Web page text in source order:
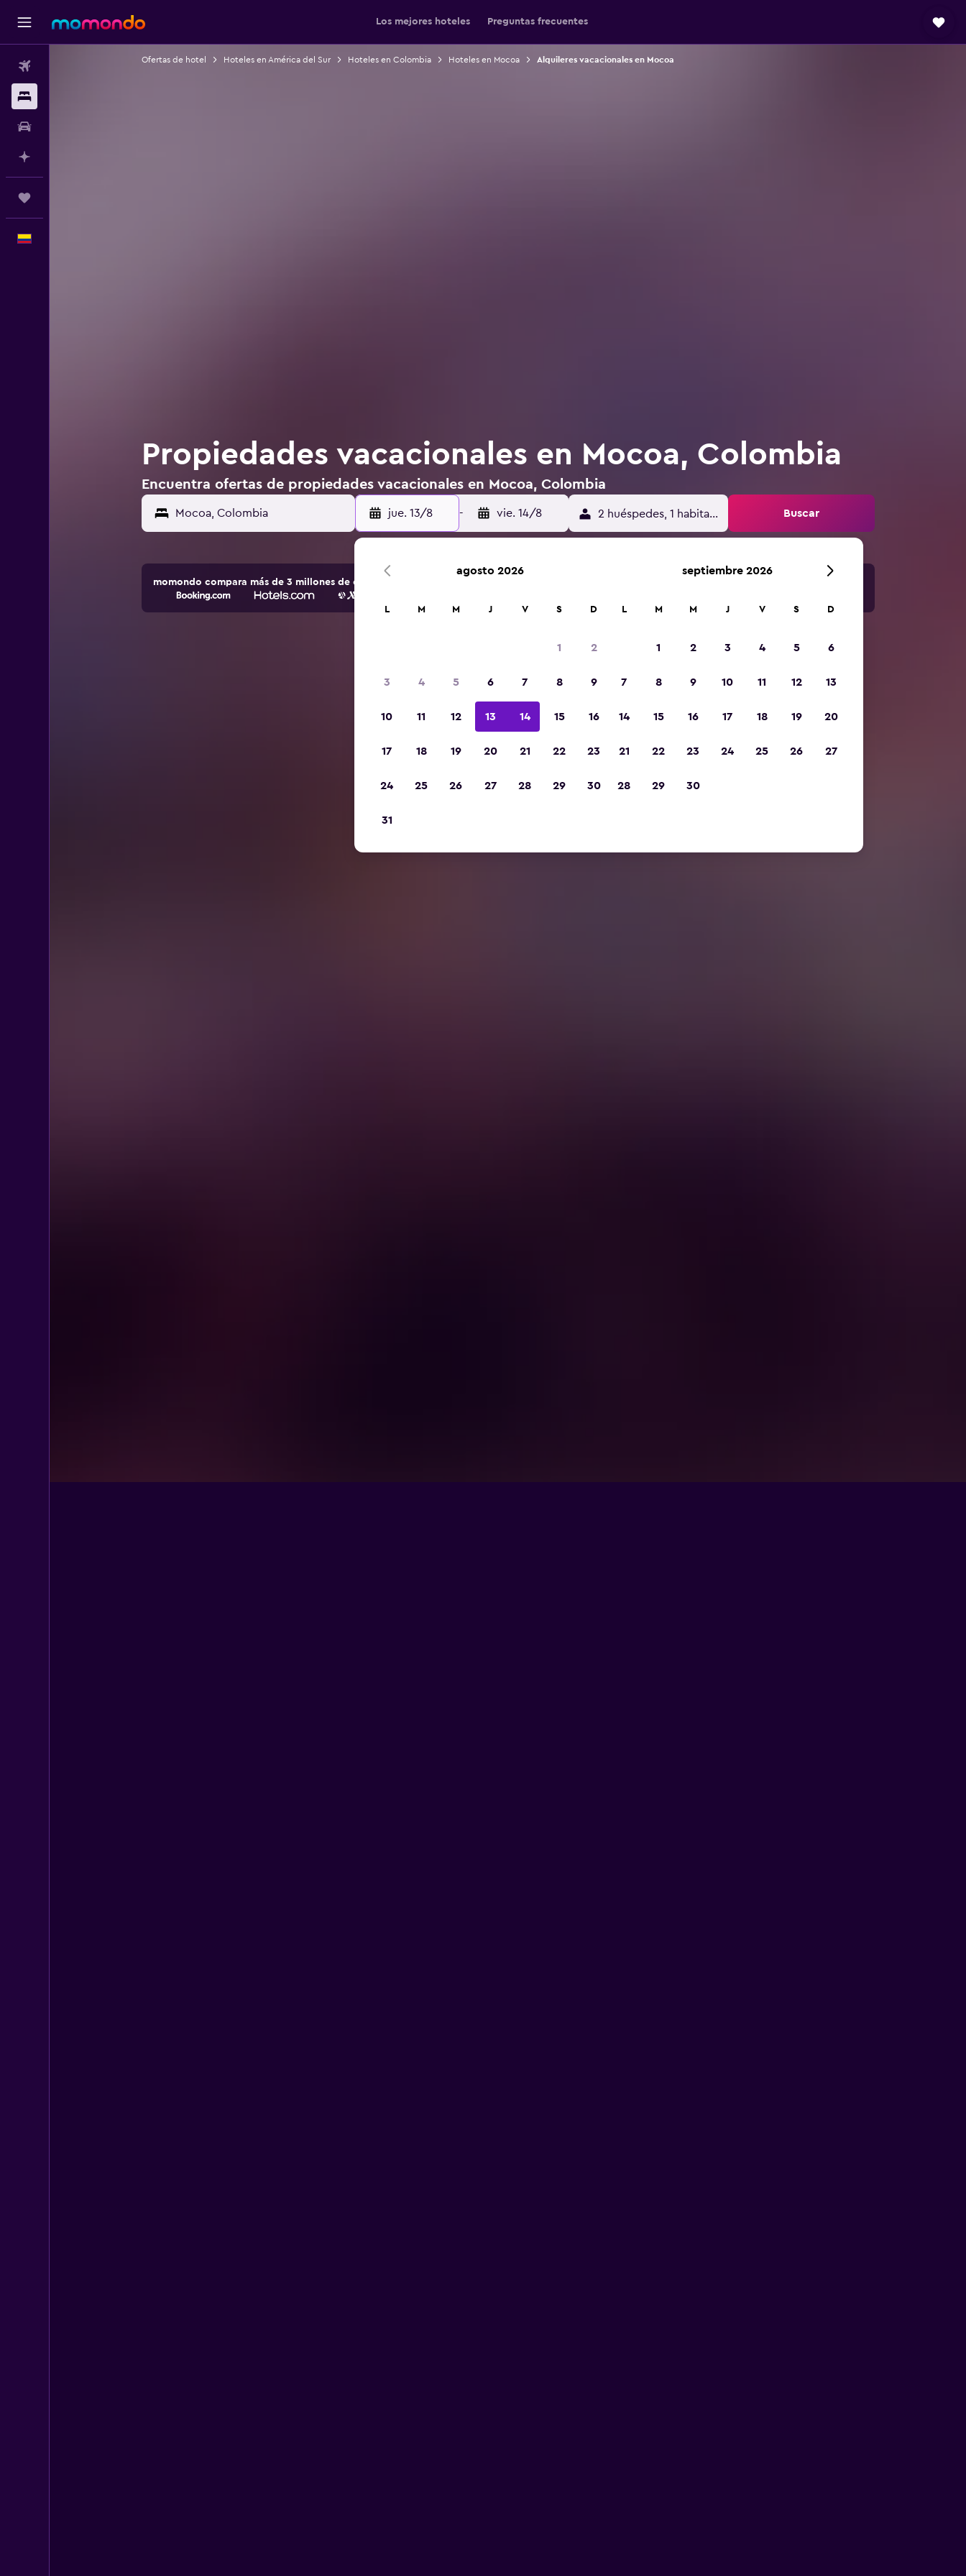
Los mejores hoteles Preguntas frecuentes
Ofertas de hotel Hoteles en América del Sur Hoteles en Colombia Hoteles en Mocoa Alquileres vacacionales en Mocoa
Propiedades vacacionales en Mocoa, Colombia
Encuentra ofertas de propiedades vacacionales en Mocoa, Colombia
jue. 13/8 - vie. 14/8 2 huéspedes, 1 habitación Buscar
momondo compara más de 3 millones de opciones de hoteles y alojamientos.
agosto 2026
L M M J V S D
1 2
3 4 5 6 7 8 9
10 11 12 13 14 15 16
17 18 19 20 21 22 23
24 25 26 27 28 29 30
31
septiembre 2026
L M M J V S D
1 2 3 4 5 6
7 8 9 10 11 12 13
14 15 16 17 18 19 20
21 22 23 24 25 26 27
28 29 30